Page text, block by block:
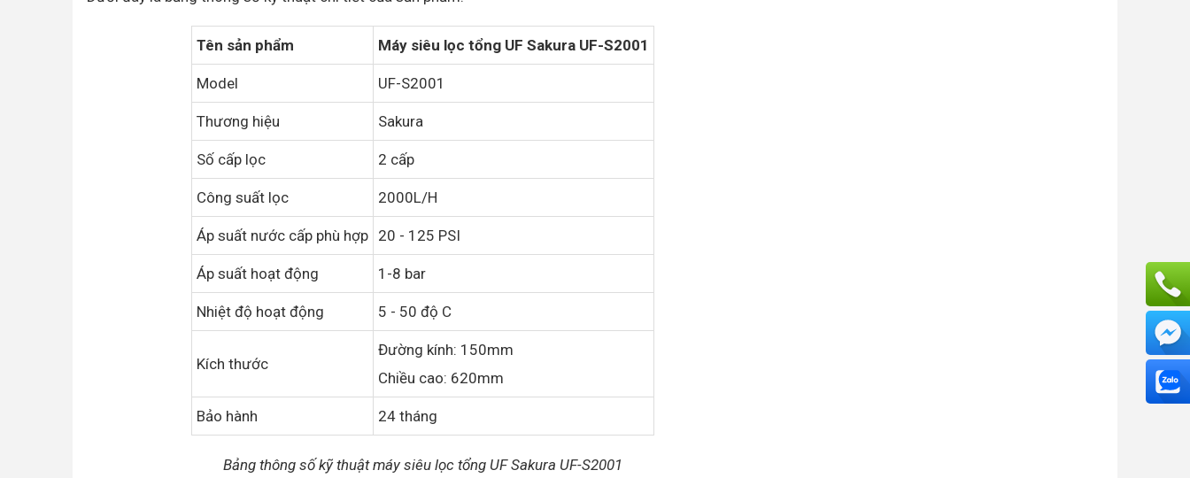
Tên sản phẩm Máy siêu lọc tổng UF Sakura UF-S2001
Model UF-S2001
Thương hiệu Sakura
Số cấp lọc 2 cấp
Công suất lọc 2000L/H
Áp suất nước cấp phù hợp 20 - 125 PSI
Áp suất hoạt động 1-8 bar
Nhiệt độ hoạt động 5 - 50 độ C
Kích thước
Đường kính: 150mm
Chiều cao: 620mm
Bảo hành 24 tháng
Bảng thông số kỹ thuật máy siêu lọc tổng UF Sakura UF-S2001